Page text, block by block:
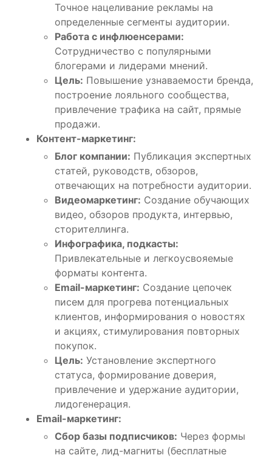
Точное нацеливание рекламы на
определенные сегменты аудитории.
Работа с инфлюенсерами:
Сотрудничество с популярными
блогерами и лидерами мнений.
Цель: Повышение узнаваемости бренда,
построение лояльного сообщества,
привлечение трафика на сайт, прямые
продажи.
Контент-маркетинг:
Блог компании: Публикация экспертных
статей, руководств, обзоров,
отвечающих на потребности аудитории.
Видеомаркетинг: Создание обучающих
видео, обзоров продукта, интервью,
сторителлинга.
Инфографика, подкасты:
Привлекательные и легкоусвояемые
форматы контента.
Email-маркетинг: Создание цепочек
писем для прогрева потенциальных
клиентов, информирования о новостях
и акциях, стимулирования повторных
покупок.
Цель: Установление экспертного
статуса, формирование доверия,
привлечение и удержание аудитории,
лидогенерация.
Email-маркетинг:
Сбор базы подписчиков: Через формы
на сайте, лид-магниты (бесплатные